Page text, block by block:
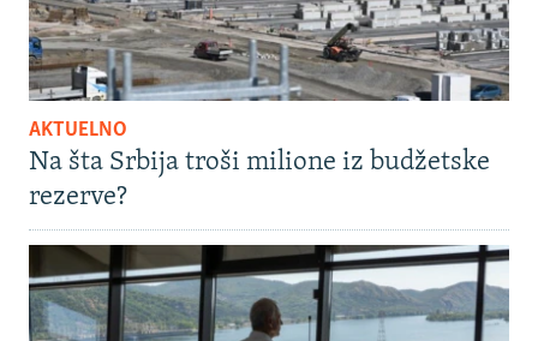
AKTUELNO
Na šta Srbija troši milione iz budžetske
rezerve?